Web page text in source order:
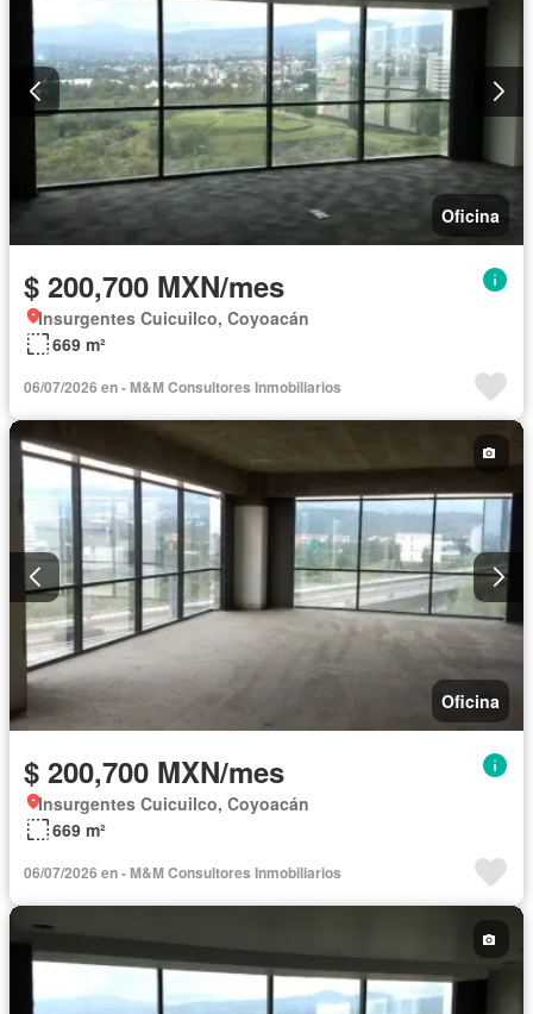
Oficina
$ 200,700 MXN/mes
Insurgentes Cuicuilco, Coyoacán
669 m²
06/07/2026 en - M&M Consultores Inmobiliarios
Oficina
$ 200,700 MXN/mes
Insurgentes Cuicuilco, Coyoacán
669 m²
06/07/2026 en - M&M Consultores Inmobiliarios